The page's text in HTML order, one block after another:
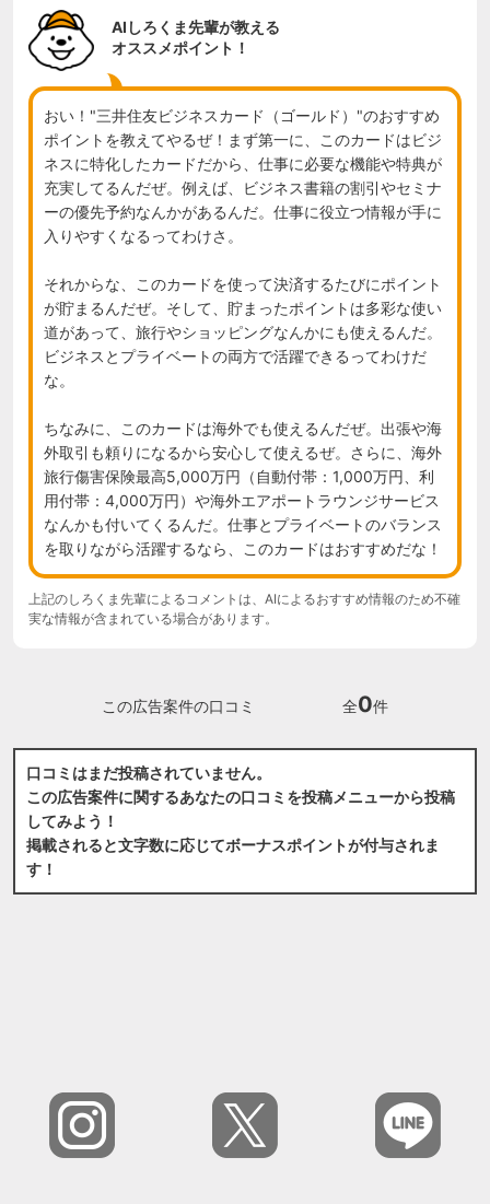
AIしろくま先輩が教える
オススメポイント！
おい！"三井住友ビジネスカード（ゴールド）"のおすすめ
ポイントを教えてやるぜ！まず第一に、このカードはビジ
ネスに特化したカードだから、仕事に必要な機能や特典が
充実してるんだぜ。例えば、ビジネス書籍の割引やセミナ
ーの優先予約なんかがあるんだ。仕事に役立つ情報が手に
入りやすくなるってわけさ。
それからな、このカードを使って決済するたびにポイント
が貯まるんだぜ。そして、貯まったポイントは多彩な使い
道があって、旅行やショッピングなんかにも使えるんだ。
ビジネスとプライベートの両方で活躍できるってわけだ
な。
ちなみに、このカードは海外でも使えるんだぜ。出張や海
外取引も頼りになるから安心して使えるぜ。さらに、海外
旅行傷害保険最高5,000万円（自動付帯：1,000万円、利
用付帯：4,000万円）や海外エアポートラウンジサービス
なんかも付いてくるんだ。仕事とプライベートのバランス
を取りながら活躍するなら、このカードはおすすめだな！
上記のしろくま先輩によるコメントは、AIによるおすすめ情報のため不確
実な情報が含まれている場合があります。
この広告案件の口コミ 全0件
口コミはまだ投稿されていません。
この広告案件に関するあなたの口コミを投稿メニューから投稿
してみよう！
掲載されると文字数に応じてボーナスポイントが付与されま
す！